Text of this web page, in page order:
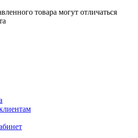
товара могут отличаться